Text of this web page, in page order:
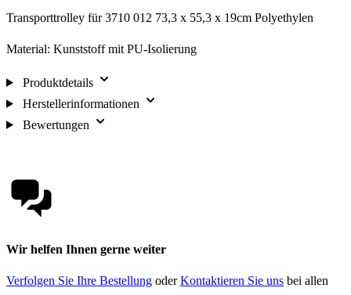
Transporttrolley für 3710 012 73,3 x 55,3 x 19cm Polyethylen
Material: Kunststoff mit PU-Isolierung
Produktdetails
Herstellerinformationen
Bewertungen
Wir helfen Ihnen gerne weiter
Verfolgen Sie Ihre Bestellung oderKontaktieren Sie uns bei allen